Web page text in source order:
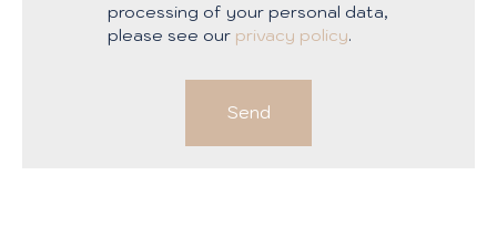
processing of your personal data,
please see our privacy policy.
Send